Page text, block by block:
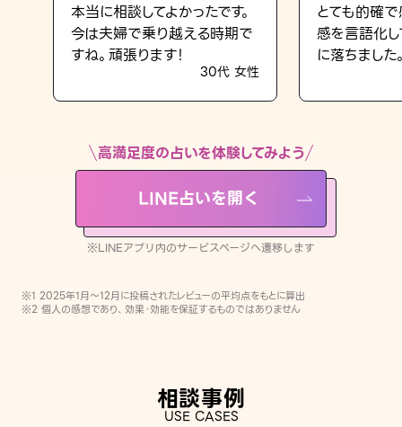
LINE占いを開く
※LINEアプリ内のサービスページへ遷移します
本当に相談してよかったです。
今は夫婦で乗り越える時期で
すね。頑張ります！
30代 女性
とても的確
感を言語化
に落ちました
高満足度の占いを体験してみよう
LINE占いを開く
※LINEアプリ内のサービスページへ遷移します
※1 2025年1月〜12月に投稿されたレビューの平均点をもとに算出
※2 個人の感想であり、効果・効能を保証するものではありません
相談事例
USE CASES